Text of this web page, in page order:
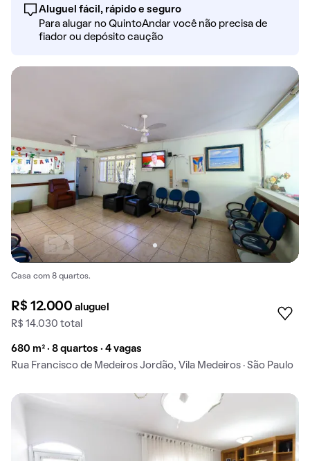
Aluguel fácil, rápido e seguro
Para alugar no QuintoAndar você não precisa de
fiador ou depósito caução
Casa com 8 quartos.
R$ 12.000aluguel
R$ 14.030 total
680 m² · 8 quartos · 4 vagas
Rua Francisco de Medeiros Jordão, Vila Medeiros · São Paulo